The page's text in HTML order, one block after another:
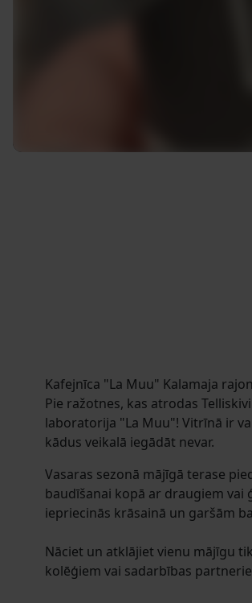
Kafejnīca "La Muu" Kalamaja
Pie ražotnes, kas atrodas
laboratorija "La Muu"! Vitrīnā ir
kādus veikalā iegādāt nevar.
Vasaras sezonā mājīgā terase
baudīšanai kopā ar draugiem vai
iepriecinās krāsainā un garšām
Nāciet un atklājiet vienu mājīgu
kolēģiem vai sadarbības